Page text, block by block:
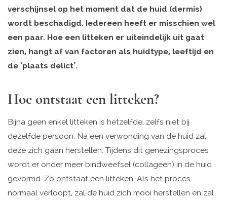
verschijnsel op het moment dat de huid (dermis)
wordt beschadigd. Iedereen heeft er misschien wel
een paar. Hoe een litteken er uiteindelijk uit gaat
zien, hangt af van factoren als huidtype, leeftijd en
de ‘plaats delict’.
Hoe ontstaat een litteken?
Bijna geen enkel litteken is hetzelfde, zelfs niet bij
dezelfde persoon. Na een verwonding van de huid zal
deze zich gaan herstellen. Tijdens dit genezingsproces
wordt er onder meer bindweefsel (collageen) in de huid
gevormd. Zo ontstaat een litteken. Als het proces
normaal verloopt, zal de huid zich mooi herstellen en zal